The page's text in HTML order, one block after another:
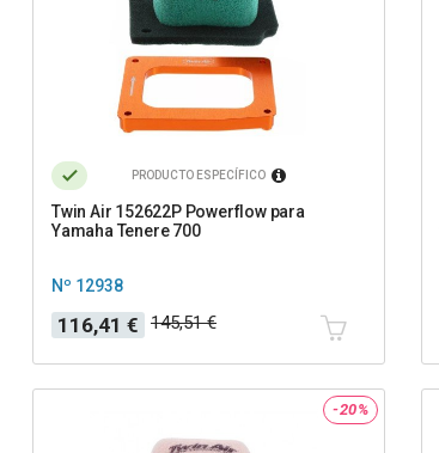
PRODUCTO ESPECÍFICO
Twin Air 152622P Powerflow para
Yamaha Tenere 700
Nº 12938
Precio
116,41 €
Precio
base
145,51 €
-20%